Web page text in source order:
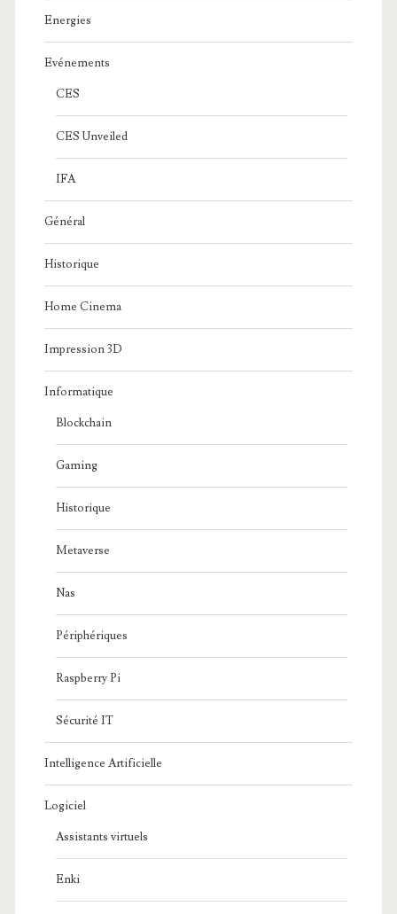
Energies
Evénements
CES
CES Unveiled
IFA
Général
Historique
Home Cinema
Impression 3D
Informatique
Blockchain
Gaming
Historique
Metaverse
Nas
Périphériques
Raspberry Pi
Sécurité IT
Intelligence Artificielle
Logiciel
Assistants virtuels
Enki